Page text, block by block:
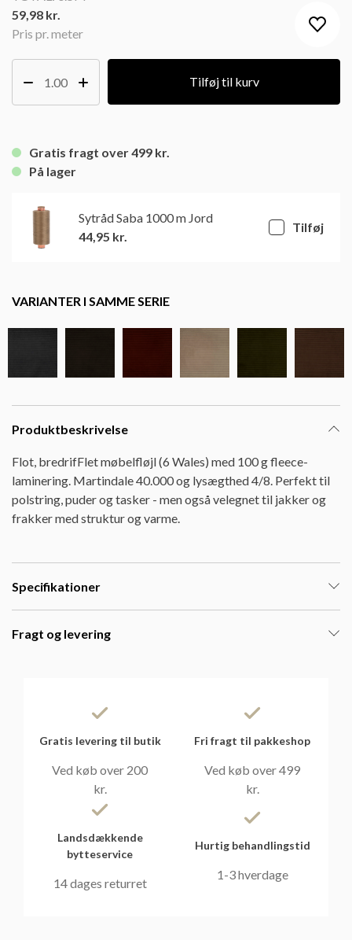
Pris pr. meter
59,98 kr.
Tilføj til kurv
Gratis fragt over 499 kr.
På lager
Sytråd Saba 1000 m Jord
44,95 kr.
Tilføj
VARIANTER I SAMME SERIE
Produktbeskrivelse
Flot, bredrifFlet møbelfløjl (6 Wales) med 100 g fleece-
laminering. Martindale 40.000 og lysægthed 4/8. Perfekt til
polstring, puder og tasker - men også velegnet til jakker og
frakker med struktur og varme.
Specifikationer
Fragt og levering
Gratis levering til butik
Ved køb over 200
kr.
Fri fragt til pakkeshop
Ved køb over 499
kr.
Landsdækkende
bytteservice
14 dages returret
Hurtig behandlingstid
1-3 hverdage